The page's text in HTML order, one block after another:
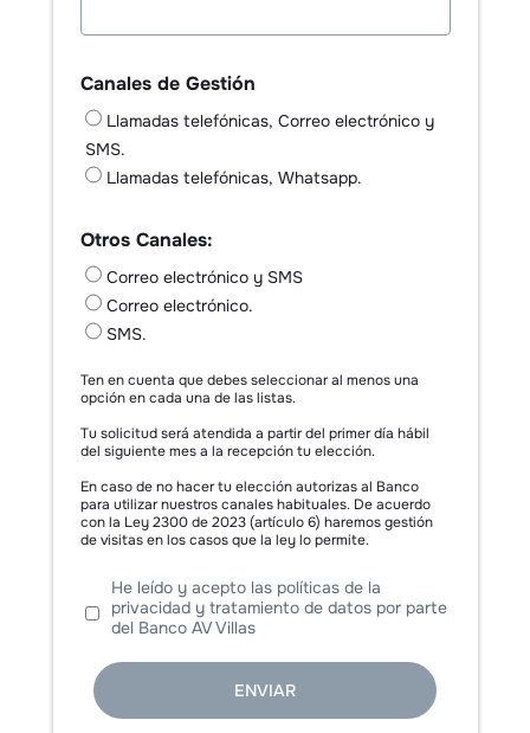
Canales de Gestión
Llamadas telefónicas, Correo electrónico y
SMS.
Llamadas telefónicas, Whatsapp.
Otros Canales:
Correo electrónico y SMS
Correo electrónico.
SMS.
Ten en cuenta que debes seleccionar al menos una
opción en cada una de las listas.
Tu solicitud será atendida a partir del primer día hábil
del siguiente mes a la recepción tu elección.
En caso de no hacer tu elección autorizas al Banco
para utilizar nuestros canales habituales. De acuerdo
con la Ley 2300 de 2023 (artículo 6) haremos gestión
de visitas en los casos que la ley lo permite.
He leído y acepto las políticas de la
privacidad y tratamiento de datos por parte
del Banco AV Villas
ENVIAR